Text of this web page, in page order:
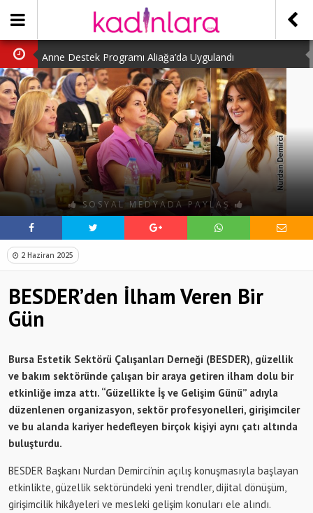
Anne Destek Programı Aliağa’da Uygulandı
Türk Halk Oyunları Topluluğu Büyüledi
Kübra Kuş “Kadınlar Sporda Öncü ve Güçlü”
Çocuklara Özel Kaplumbağa Etkinliği
Kübra Engellilere Umut Oluyor
SOSYAL MEDYADA PAYLAŞ
2 Haziran 2025
BESDER’den İlham Veren Bir
Gün
Bursa Estetik Sektörü Çalışanları Derneği (BESDER), güzellik
ve bakım sektöründe çalışan bir araya getiren ilham dolu bir
etkinliğe imza attı. “Güzellikte İş ve Gelişim Günü” adıyla
düzenlenen organizasyon, sektör profesyonelleri, girişimciler
ve bu alanda kariyer hedefleyen birçok kişiyi aynı çatı altında
buluşturdu.
BESDER Başkanı Nurdan Demirci’nin açılış konuşmasıyla başlayan
etkinlikte, güzellik sektöründeki yeni trendler, dijital dönüşüm,
girişimcilik hikâyeleri ve mesleki gelişim konuları ele alındı.